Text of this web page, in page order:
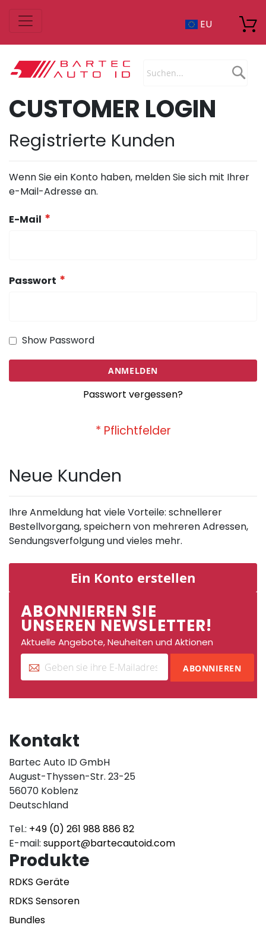
Zum
Inhalt
EU
CUSTOMER LOGIN
Registrierte Kunden
Wenn Sie ein Konto haben, melden Sie sich mit Ihrer
e-Mail-Adresse an.
E-Mail
Passwort
Show Password
ANMELDEN
Passwort vergessen?
Neue Kunden
Ihre Anmeldung hat viele Vorteile: schnellerer
Bestellvorgang, speichern von mehreren Adressen,
Sendungsverfolgung und vieles mehr.
Ein Konto erstellen
ABONNIEREN SIE
UNSEREN NEWSLETTER!
Aktuelle Angebote, Neuheiten und Aktionen
ABONNIEREN
Kontakt
Bartec Auto ID GmbH
August-Thyssen-Str. 23-25
56070 Koblenz
Deutschland
Tel.: +49 (0) 261 988 886 82
E-mail: support@bartecautoid.com
Produkte
RDKS Geräte
RDKS Sensoren
Bundles